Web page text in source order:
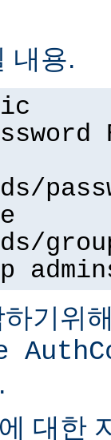
내용.
기위
대한